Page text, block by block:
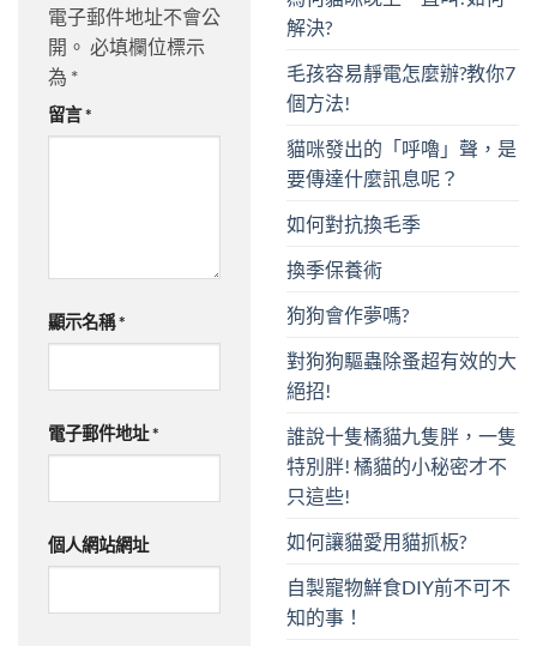
電子郵件地址不會公
開。 必填欄位標示
為 *
留言*
顯示名稱*
電子郵件地址*
個人網站網址
解決?
毛孩容易靜電怎麼辦?教你7
個方法!
貓咪發出的「呼嚕」聲，是
要傳達什麼訊息呢？
如何對抗換毛季
換季保養術
狗狗會作夢嗎?
對狗狗驅蟲除蚤超有效的大
絕招!
誰說十隻橘貓九隻胖，一隻
特別胖! 橘貓的小秘密才不
只這些!
如何讓貓愛用貓抓板?
自製寵物鮮食DIY前不可不
知的事！